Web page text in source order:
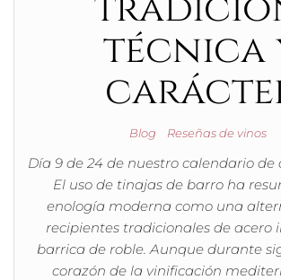
técnica
Blog Reseñas de vinos
Día 9 de 24 de nuestro calendario de
El uso de tinajas de barro ha
enología moderna como una
recipientes tradicionales de acero
barrica de roble. Aunque durante
corazón de la vinificación